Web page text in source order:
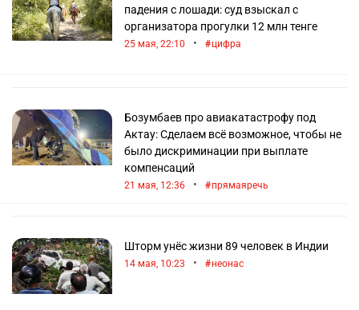
падения с лошади: суд взыскал с
организатора прогулки 12 млн тенге
25 мая, 22:10 • цифра
Бозумбаев про авиакатастрофу под
Актау: Сделаем всё возможное, чтобы не
было дискриминации при выплате
компенсаций
21 мая, 12:36 • прямаяречь
Шторм унёс жизни 89 человек в Индии
14 мая, 10:23 • неонас